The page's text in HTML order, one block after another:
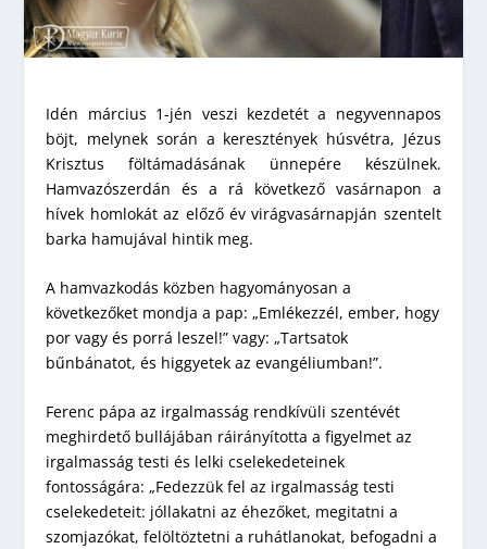
Idén március 1-jén veszi kezdetét a negyvennapos
böjt, melynek során a keresztények húsvétra, Jézus
Krisztus föltámadásának ünnepére készülnek.
Hamvazószerdán és a rá következő vasárnapon a
hívek homlokát az előző év virágvasárnapján szentelt
barka hamujával hintik meg.
A hamvazkodás közben hagyományosan a
következőket mondja a pap: „Emlékezzél, ember, hogy
por vagy és porrá leszel!” vagy: „Tartsatok
bűnbánatot, és higgyetek az evangéliumban!”.
Ferenc pápa az irgalmasság rendkívüli szentévét
meghirdető bullájában ráirányította a figyelmet az
irgalmasság testi és lelki cselekedeteinek
fontosságára: „Fedezzük fel az irgalmasság testi
cselekedeteit: jóllakatni az éhezőket, megitatni a
szomjazókat, felöltöztetni a ruhátlanokat, befogadni a